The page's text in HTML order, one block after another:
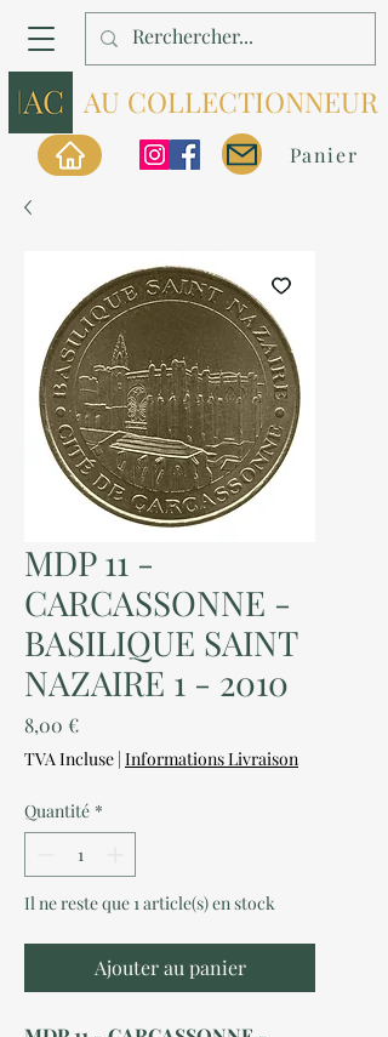
AU COLLECTIONNEUR
Panier
MDP 11 -
CARCASSONNE -
BASILIQUE SAINT
NAZAIRE 1 - 2010
8,00 €Prix
TVA Incluse | Informations Livraison
Quantité *
Il ne reste que 1 article(s) en stock
Ajouter au panier